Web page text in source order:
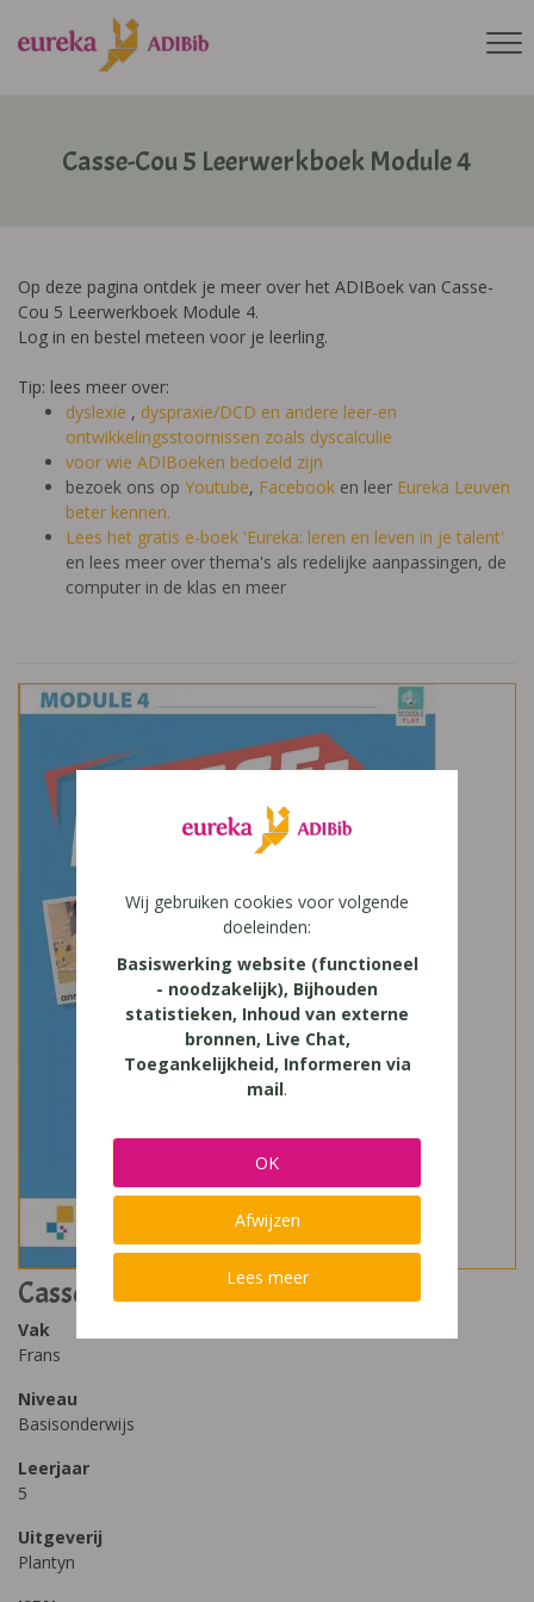
Casse-Cou 5 Leerwerkboek Module 4
Op deze pagina ontdek je meer over het ADIBoek van Casse-
Cou 5 Leerwerkboek Module 4.
Log in en bestel meteen voor je leerling.
Tip: lees meer over:
dyslexie , dyspraxie/DCD en andere leer-en
ontwikkelingsstoornissen zoals dyscalculie
voor wie ADIBoeken bedoeld zijn
bezoek ons op Youtube, Facebook en leer Eureka Leuven
beter kennen.
Lees het gratis e-boek 'Eureka: leren en leven in je talent'
en lees meer over thema's als redelijke aanpassingen, de
computer in de klas en meer
Casse-Cou 5 Leerwerkboek Module 4
Vak
Frans
Niveau
Basisonderwijs
Leerjaar
5
Uitgeverij
Plantyn
Wij gebruiken cookies voor volgende
doeleinden:
Basiswerking website (functioneel
- noodzakelijk), Bijhouden
statistieken, Inhoud van externe
bronnen, Live Chat,
Toegankelijkheid, Informeren via
mail.
OK
Afwijzen
Lees meer